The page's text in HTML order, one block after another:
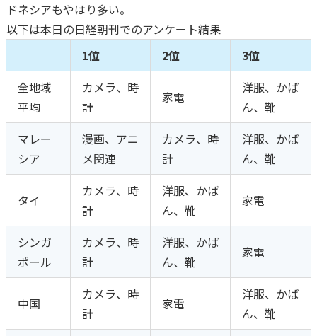
ドネシアもやはり多い。
以下は本日の日経朝刊でのアンケート結果
1位
2位
3位
全地域
平均
カメラ、時
計
家電
洋服、かば
ん、靴
マレー
シア
漫画、アニ
メ関連
カメラ、時
計
洋服、かば
ん、靴
タイ
カメラ、時
計
洋服、かば
ん、靴
家電
シンガ
ポール
カメラ、時
計
洋服、かば
ん、靴
家電
中国
カメラ、時
計
家電
洋服、かば
ん、靴